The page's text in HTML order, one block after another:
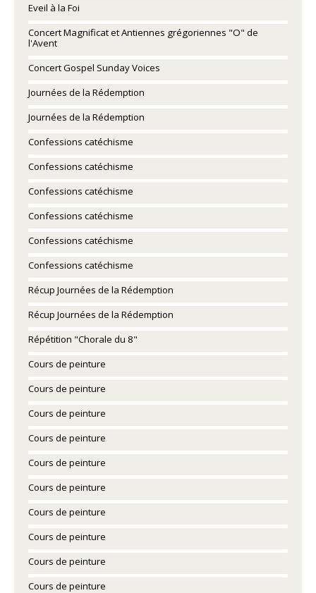
Eveil à la Foi
Concert Magnificat et Antiennes grégoriennes "O" de
l'Avent
Concert Gospel Sunday Voices
Journées de la Rédemption
Journées de la Rédemption
Confessions catéchisme
Confessions catéchisme
Confessions catéchisme
Confessions catéchisme
Confessions catéchisme
Confessions catéchisme
Récup Journées de la Rédemption
Récup Journées de la Rédemption
Répétition "Chorale du 8"
Cours de peinture
Cours de peinture
Cours de peinture
Cours de peinture
Cours de peinture
Cours de peinture
Cours de peinture
Cours de peinture
Cours de peinture
Cours de peinture